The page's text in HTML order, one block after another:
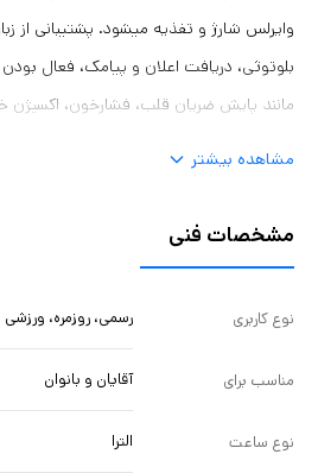
وایرلس شارژ و تفذیه میشود. پشتیبانی از
بلوتوثی، دریافت اعلان و پیامک، فعال
مانند پایش ضریان قلب، فشارخون، اکسیژن
مشاهده بیشتر
مشخصات فنی
نوع کاربری رسمی، روزمره، ورزشی
مناسب برای آقایان و بانوان
نوع ساعت الترا